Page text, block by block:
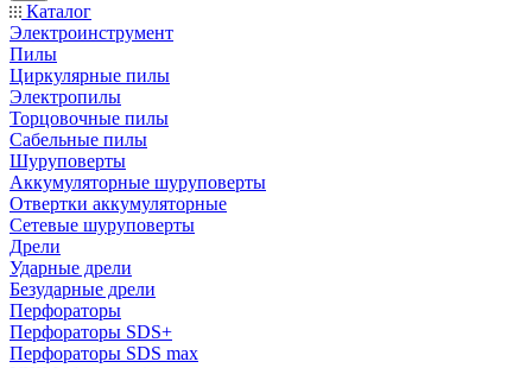
Каталог
Электроинструмент
Пилы
Циркулярные пилы
Электропилы
Торцовочные пилы
Сабельные пилы
Шуруповерты
Аккумуляторные шуруповерты
Отвертки аккумуляторные
Сетевые шуруповерты
Дрели
Ударные дрели
Безударные дрели
Перфораторы
Перфораторы SDS+
Перфораторы SDS max